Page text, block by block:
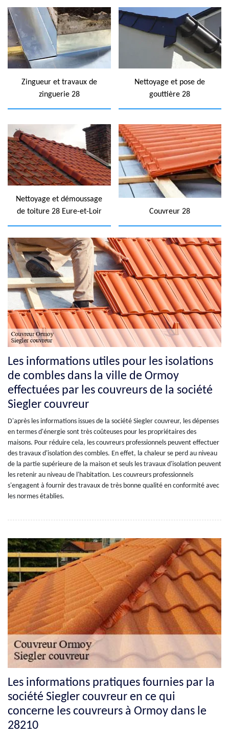
Zingueur et travaux de
zinguerie 28
Nettoyage et pose de
gouttière 28
Nettoyage et démoussage
de toiture 28 Eure-et-Loir
Couvreur 28
Les informations utiles pour les isolations
de combles dans la ville de Ormoy
effectuées par les couvreurs de la société
Siegler couvreur
D'après les informations issues de la société Siegler couvreur, les dépenses
en termes d'énergie sont très coûteuses pour les propriétaires des
maisons. Pour réduire cela, les couvreurs professionnels peuvent effectuer
des travaux d'isolation des combles. En effet, la chaleur se perd au niveau
de la partie supérieure de la maison et seuls les travaux d'isolation peuvent
les retenir au niveau de l'habitation. Les couvreurs professionnels
s'engagent à fournir des travaux de très bonne qualité en conformité avec
les normes établies.
Les informations pratiques fournies par la
société Siegler couvreur en ce qui
concerne les couvreurs à Ormoy dans le
28210